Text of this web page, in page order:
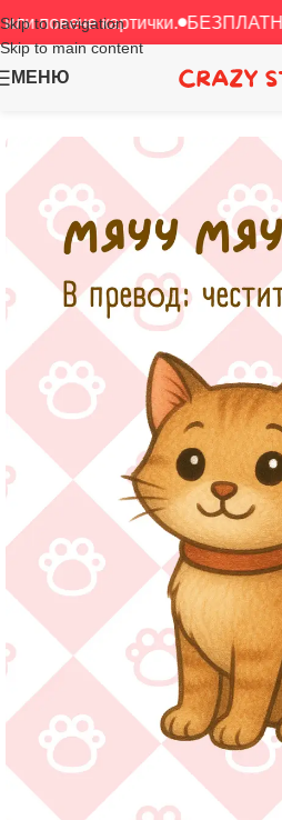
Skip to navigation
Skip to main content
картички. БЕЗПЛАТНА
МЕНЮ